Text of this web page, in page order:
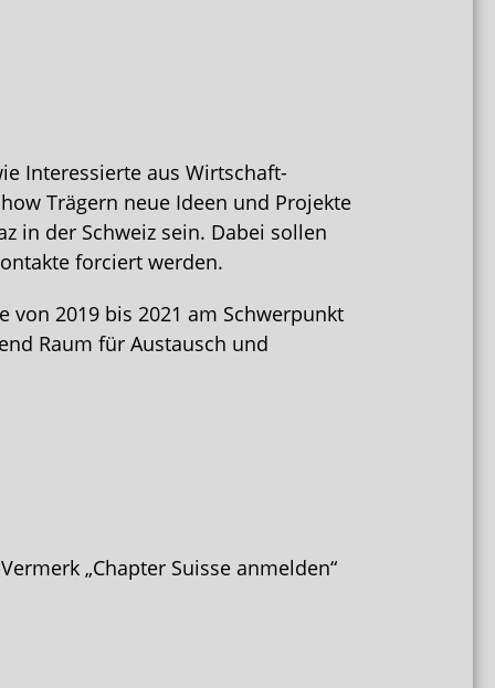
Interessierte aus Wirtschaft-
Trägern neue Ideen und Projekte
in der Schweiz sein. Dabei sollen
forciert werden.
von 2019 bis 2021 am Schwerpunkt
Raum für Austausch und
„Chapter Suisse anmelden“